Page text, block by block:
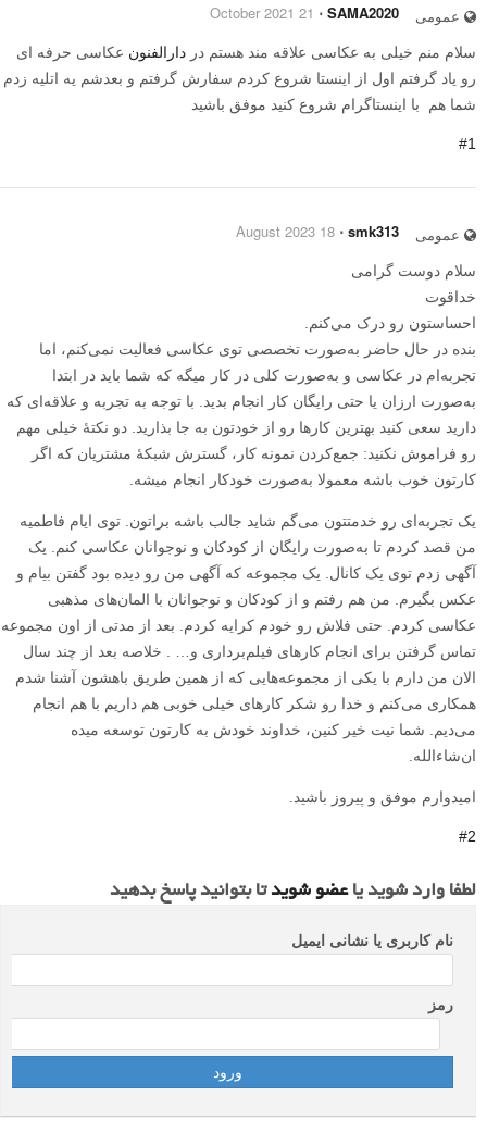
عمومی SAMA2020
⋅
21 October 2021
سلام منم خیلی به عکاسی علاقه مند هستم در دارالفنون عکاسی حرفه ای
رو یاد گرفتم اول از اینستا شروع کردم سفارش گرفتم و بعدشم یه اتلیه زدم
شما هم با اینستاگرام شروع کنید موفق باشید
#1
عمومی smk313
⋅
18 August 2023
سلام دوست گرامی
خداقوت
احساستون رو درک می‌کنم.
بنده در حال حاضر به‌صورت تخصصی توی عکاسی فعالیت نمی‌کنم، اما
تجربه‌ام در عکاسی و به‌صورت کلی در کار میگه که شما باید در ابتدا
به‌صورت ارزان یا حتی رایگان کار انجام بدید. با توجه به تجربه‌ و علاقه‌ای که
دارید سعی کنید بهترین کارها رو از خودتون به جا بذارید. دو نکتۀ‌ خیلی مهم
رو فراموش نکنید: جمع‌کردن نمونه کار، گسترش شبکۀ مشتریان که اگر
کارتون خوب باشه معمولا به‌صورت خودکار انجام میشه.
یک تجربه‌ای رو خدمتتون می‌گم شاید جالب باشه براتون. توی ایام فاطمیه
من قصد کردم تا به‌صورت رایگان از کودکان و نوجوانان عکاسی کنم. یک
آگهی زدم توی یک کانال. یک مجموعه که آگهی من رو دیده بود گفتن بیام و
عکس بگیرم. من هم رفتم و از کودکان و نوجوانان با المان‌های مذهبی
عکاسی کردم. حتی فلاش رو خودم کرایه کردم. بعد از مدتی از اون مجموعه
تماس گرفتن برای انجام کارهای فیلم‌برداری و… . خلاصه بعد از چند سال
الان من دارم با یکی از مجموعه‌هایی که از همین طریق باهشون آشنا شدم
همکاری می‌کنم و خدا رو شکر کارهای خیلی خوبی هم داریم با هم انجام
می‌دیم. شما نیت خیر کنین، خداوند خودش به کارتون توسعه میده
ان‌شاءالله.
امیدوارم موفق و پیروز باشید.
#2
لطفا وارد شوید یاعضو شویدتا بتوانید پاسخ بدهید
نام کاربری یا نشانی ایمیل
رمز